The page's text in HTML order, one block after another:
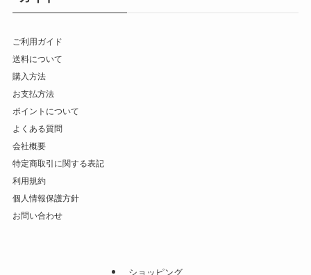
ご利用ガイド
送料について
購入方法
お支払方法
ポイントについて
よくある質問
会社概要
特定商取引に関する表記
利用規約
個人情報保護方針
お問い合わせ
ショッピング